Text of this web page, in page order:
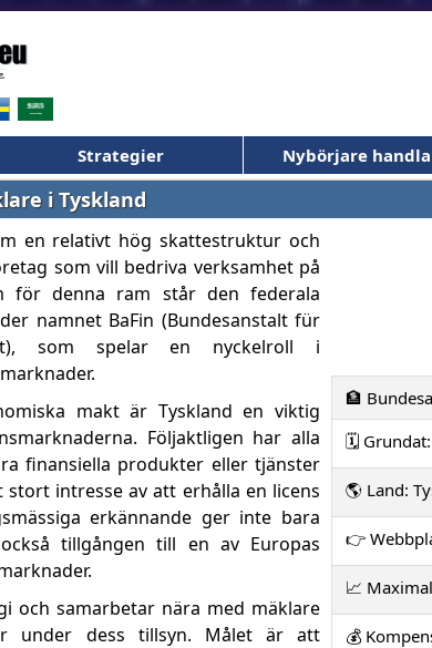
Strategier Nybörjare
i Tyskland
🏦
🗓️
🌎 Land:
👉
📈
💰
en relativt hög skattestruktur och
som vill bedriva verksamhet på
för denna ram står den federala
namnet BaFin (Bundesanstalt für
som spelar en nyckelroll i
makt är Tyskland en viktig
Följaktligen har alla
finansiella produkter eller tjänster
intresse av att erhålla en licens
erkännande ger inte bara
tillgången till en av Europas
och samarbetar nära med mäklare
under dess tillsyn. Målet är att